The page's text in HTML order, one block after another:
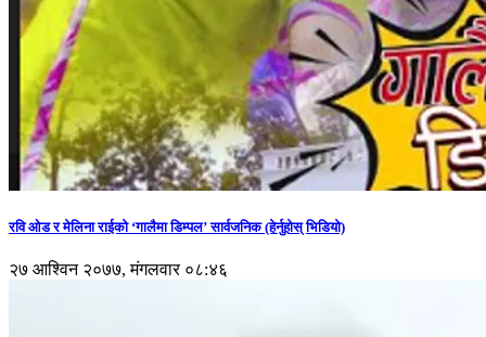
रवि ओड र मेलिना राईको ‘गालैमा डिम्पल’ सार्वजनिक (हेर्नुहोस् भिडियो)
२७ आश्विन २०७७, मंगलवार ०८:४६